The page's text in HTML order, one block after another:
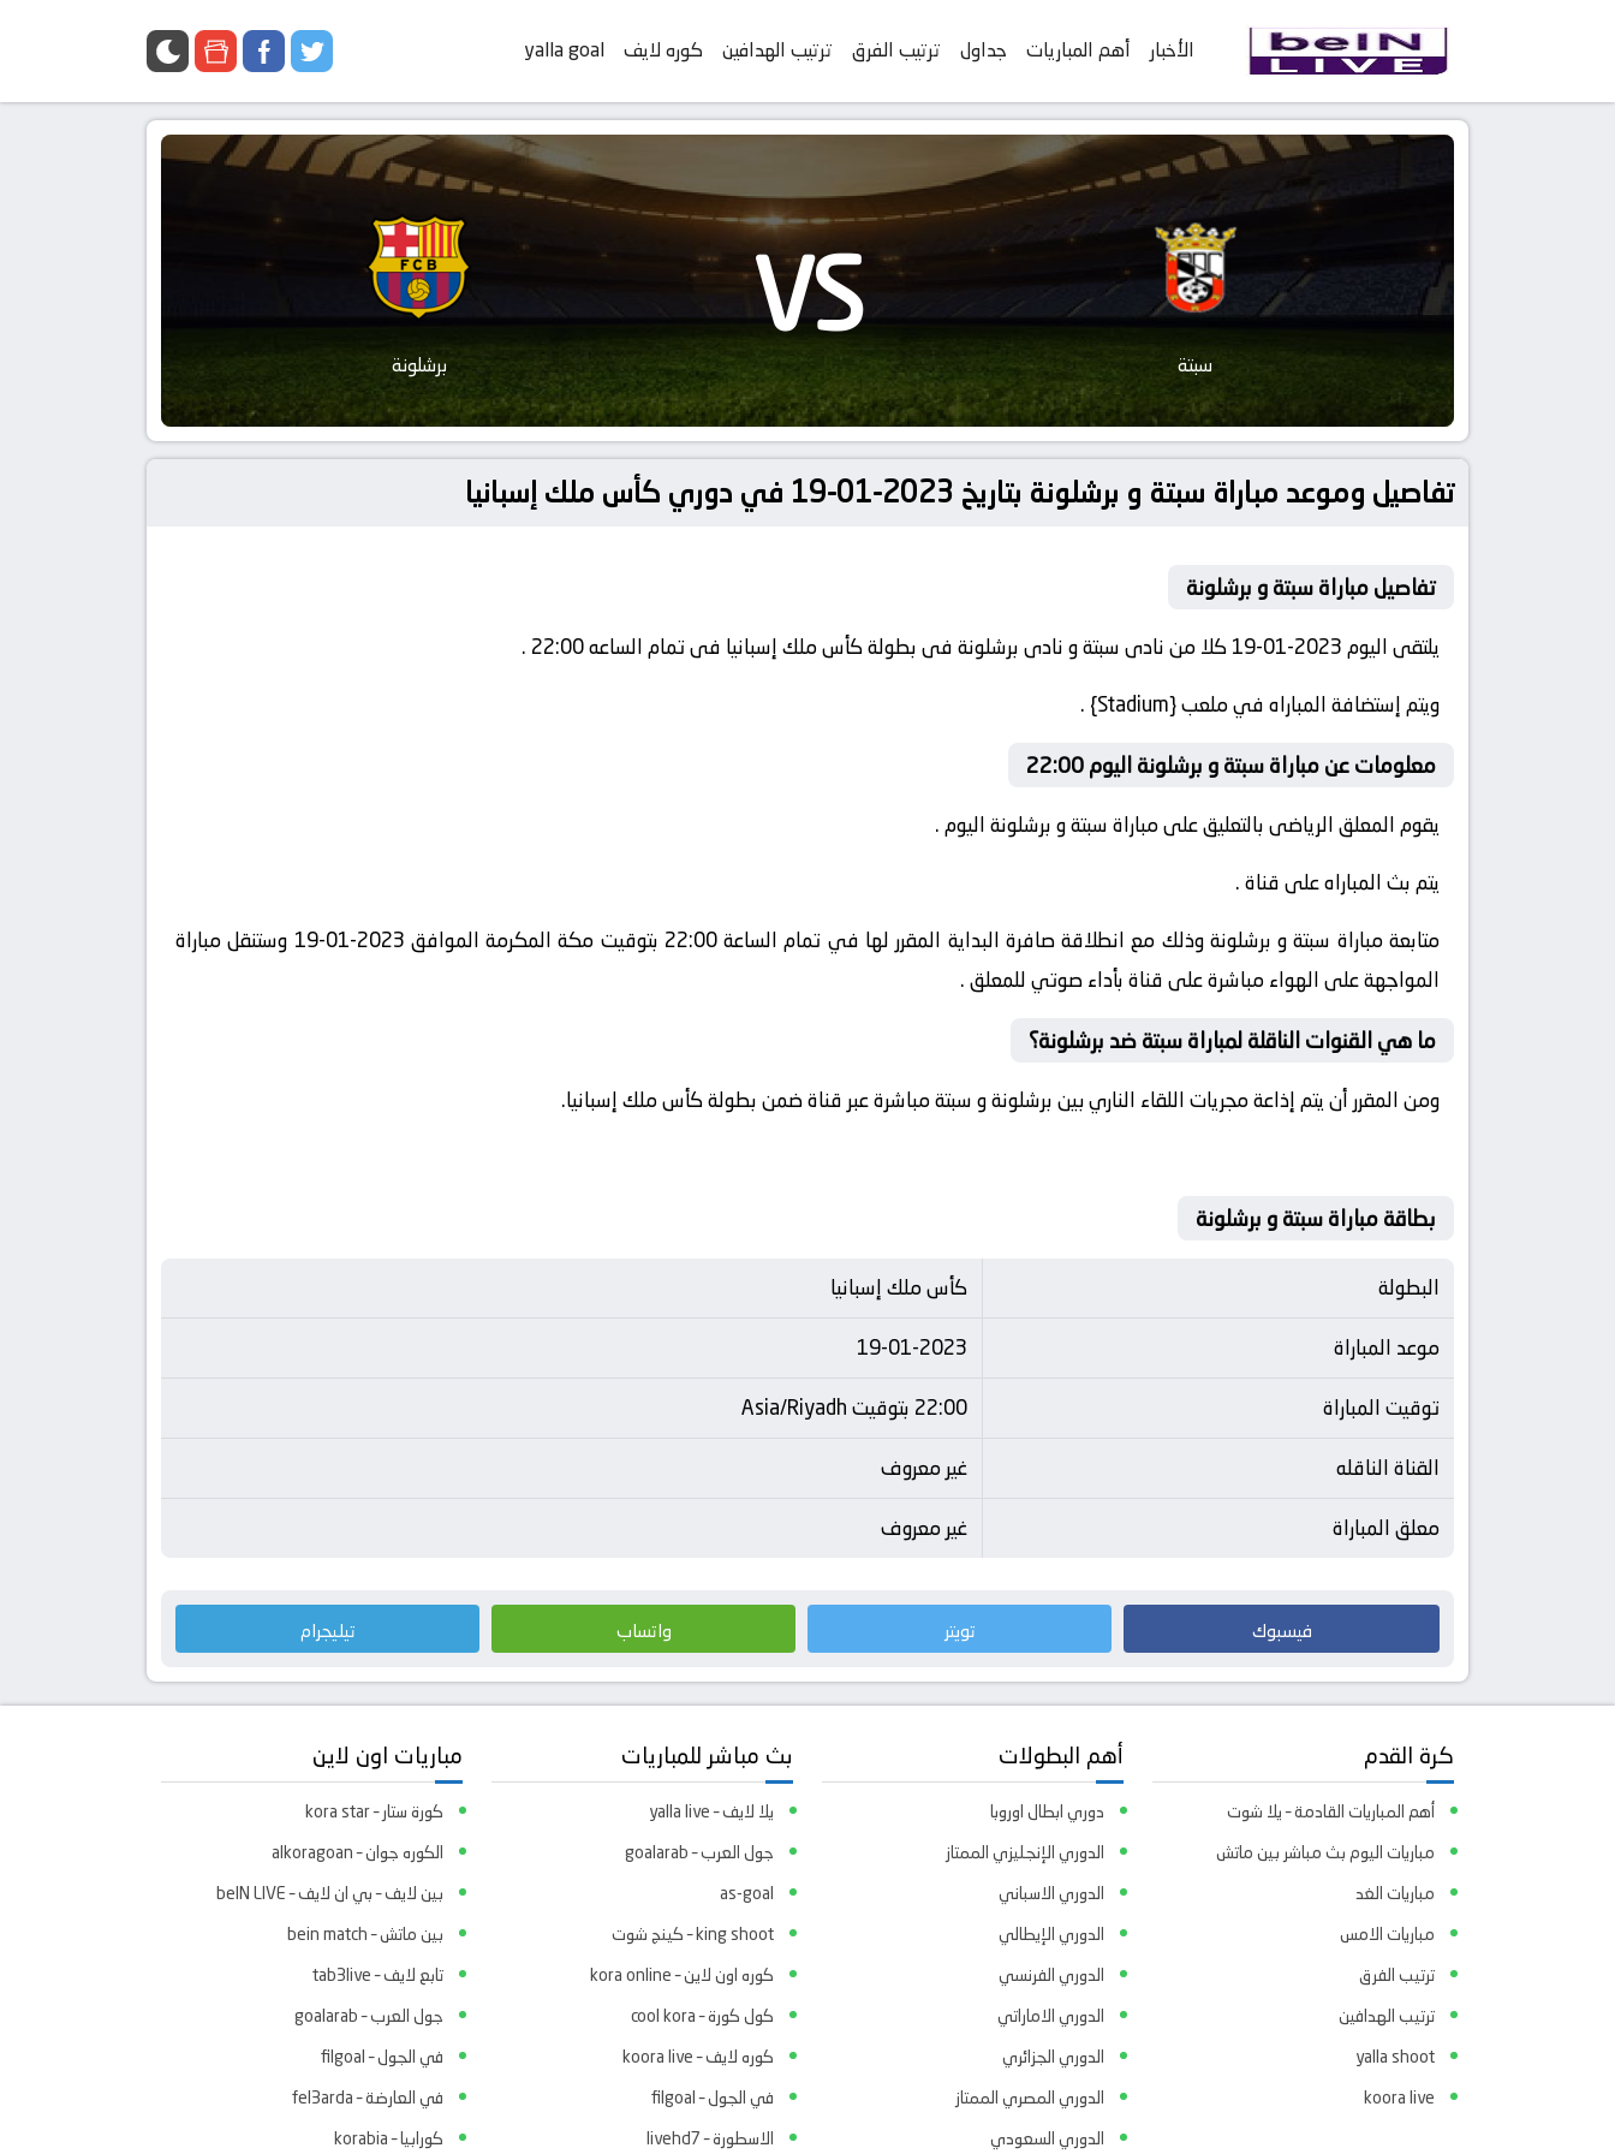
الأخبار أهم المباريات جداول ترتيب الفرق ترتيب الهدافين كوره لايف yalla goal
سبتة VS برشلونة
تفاصيل وموعد مباراة سبتة و برشلونة بتاريخ 2023-01-19 في دوري كأس ملك إسبانيا
تفاصيل مباراة سبتة و برشلونة
يلتقى اليوم 2023-01-19 كلا من نادى سبتة و نادى برشلونة فى بطولة كأس ملك إسبانيا فى تمام الساعه 22:00 .
ويتم إستضافة المباراه في ملعب {Stadium} .
معلومات عن مباراة سبتة و برشلونة اليوم 22:00
يقوم المعلق الرياضى بالتعليق على مباراة سبتة و برشلونة اليوم .
يتم بث المباراه على قناة .
متابعة مباراة سبتة و برشلونة وذلك مع انطلاقة صافرة البداية المقرر لها في تمام الساعة 22:00 بتوقيت مكة المكرمة الموافق 2023-01-19 وستنقل مباراة
المواجهة على الهواء مباشرة على قناة بأداء صوتي للمعلق .
ما هي القنوات الناقلة لمباراة سبتة ضد برشلونة؟
ومن المقرر أن يتم إذاعة مجريات اللقاء الناري بين برشلونة و سبتة مباشرة عبر قناة ضمن بطولة كأس ملك إسبانيا.
بطاقة مباراة سبتة و برشلونة
البطولة
كأس ملك إسبانيا
موعد المباراة
19-01-2023
توقيت المباراة
22:00 بتوقيت Asia/Riyadh
القناة الناقله
غير معروف
معلق المباراة
غير معروف
فيسبوك تويتر واتساب تيليجرام
كرة القدم
أهم المباريات القادمة – يلا شوت
مباريات اليوم بث مباشر بين ماتش
مباريات الغد
مباريات الامس
ترتيب الفرق
ترتيب الهدافين
yalla shoot
koora live
أهم البطولات
دوري ابطال اوروبا
الدوري الإنجليزي الممتاز
الدوري الاسباني
الدوري الإيطالي
الدوري الفرنسي
الدوري الاماراتي
الدوري الجزائري
الدوري المصري الممتاز
الدوري السعودي
بث مباشر للمباريات
يلا لايف – yalla live
جول العرب – goalarab
as-goal
king shoot – كينج شوت
كوره اون لاين – kora online
كول كورة – cool kora
كوره لايف – koora live
في الجول – filgoal
الاسطورة – livehd7
مباريات اون لاين
كورة ستار – kora star
الكوره جوان – alkoragoan
بين لايف – بي ان لايف – beIN LIVE
بين ماتش – bein match
تابع لايف – tab3live
جول العرب – goalarab
في الجول – filgoal
في العارضة – fel3arda
كورابيا – korabia